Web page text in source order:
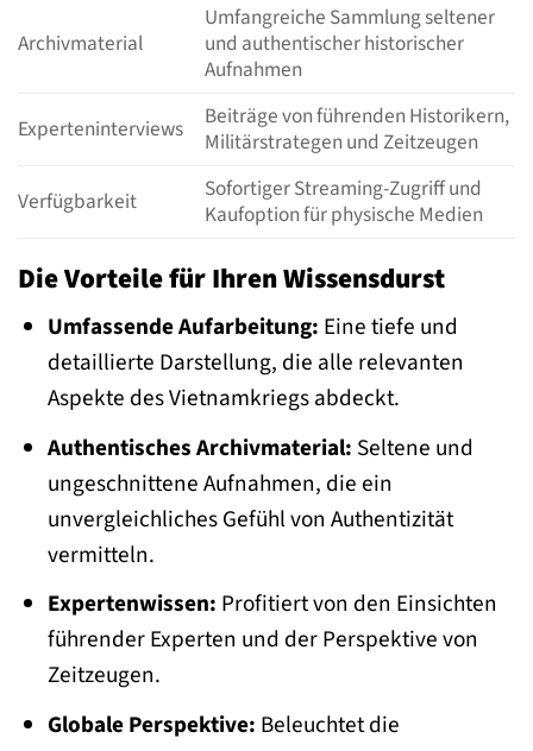
Archivmaterial
Umfangreiche Sammlung seltener
und authentischer historischer
Aufnahmen
Experteninterviews
Beiträge von führenden Historikern,
Militärstrategen und Zeitzeugen
Verfügbarkeit
Sofortiger Streaming-Zugriff und
Kaufoption für physische Medien
Die Vorteile für Ihren Wissensdurst
Umfassende Aufarbeitung: Eine tiefe und
detaillierte Darstellung, die alle relevanten
Aspekte des Vietnamkriegs abdeckt.
Authentisches Archivmaterial: Seltene und
ungeschnittene Aufnahmen, die ein
unvergleichliches Gefühl von Authentizität
vermitteln.
Expertenwissen: Profitiert von den Einsichten
führender Experten und der Perspektive von
Zeitzeugen.
Globale Perspektive: Beleuchtet die